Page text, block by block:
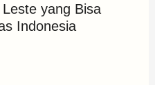
yang Bisa
Indonesia